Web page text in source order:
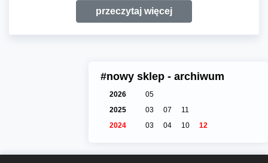
przeczytaj więcej
#nowy sklep - archiwum
2026
05
2025
03 07
11
2024
03 04 10 12